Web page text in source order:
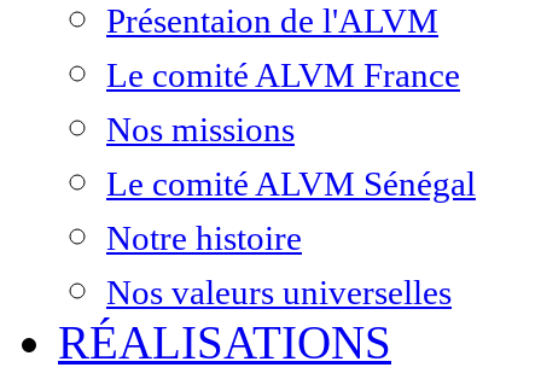
Présentaion de l'ALVM
Le comité ALVM France
Nos missions
Le comité ALVM Sénégal
Notre histoire
Nos valeurs universelles
RÉALISATIONS